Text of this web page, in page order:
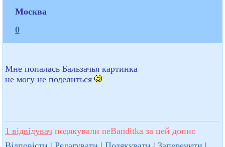
Москва
0
Мне попалась Бальзачья картинка
не могу не поделиться
1 відвідувач подякували neBanditka за цей допис